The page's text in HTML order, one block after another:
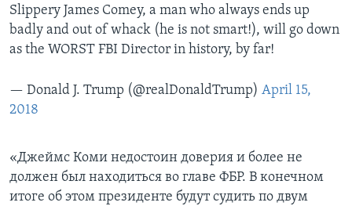
Slippery James Comey, a man who always ends up
badly and out of whack (he is not smart!), will go down
as the WORST FBI Director in history, by far!
— Donald J. Trump (@realDonaldTrump) April 15,
2018
«Джеймс Коми недостоин доверия и более не
должен был находиться во главе ФБР. В конечном
итоге об этом президенте будут судить по двум